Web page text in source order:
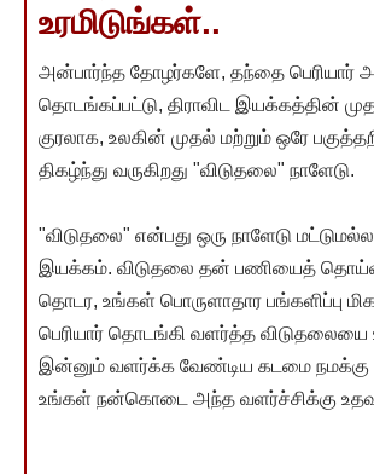
உரமிடுங்கள்..
அன்பார்ந்த தோழர்களே, தந்தை பெரியார்
தொடங்கப்பட்டு, திராவிட இயக்கத்தின்
குரலாக, உலகின் முதல் மற்றும் ஒரே
திகழ்ந்து வருகிறது "விடுதலை" நாளேடு.
"விடுதலை" என்பது ஒரு நாளேடு
இயக்கம். விடுதலை தன் பணியைத்
தொடர, உங்கள் பொருளாதார பங்களிப்பு
பெரியார் தொடங்கி வளர்த்த விடுதலையை
இன்னும் வளர்க்க வேண்டிய கடமை நமக்கு
உங்கள் நன்கொடை அந்த வளர்ச்சிக்கு